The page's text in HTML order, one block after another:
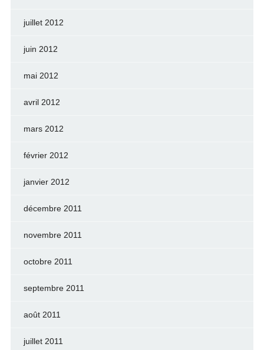
juillet 2012
juin 2012
mai 2012
avril 2012
mars 2012
février 2012
janvier 2012
décembre 2011
novembre 2011
octobre 2011
septembre 2011
août 2011
juillet 2011